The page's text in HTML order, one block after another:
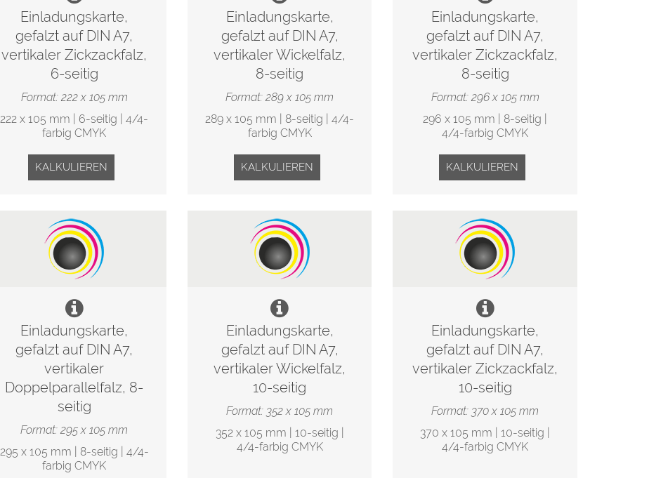
Einladungskarte,
gefalzt auf DIN A7,
vertikaler Zickzackfalz,
6-seitig
Format: 222 x 105 mm
222 x 105 mm | 6-seitig | 4/4-
farbig CMYK
KALKULIEREN
Einladungskarte,
gefalzt auf DIN A7,
vertikaler Wickelfalz,
8-seitig
Format: 289 x 105 mm
289 x 105 mm | 8-seitig | 4/4-
farbig CMYK
KALKULIEREN
Einladungskarte,
gefalzt auf DIN A7,
vertikaler Zickzackfalz,
8-seitig
Format: 296 x 105 mm
296 x 105 mm | 8-seitig |
4/4-farbig CMYK
KALKULIEREN
Einladungskarte,
gefalzt auf DIN A7,
vertikaler
Doppelparallelfalz, 8-
seitig
Format: 295 x 105 mm
295 x 105 mm | 8-seitig | 4/4-
farbig CMYK
Einladungskarte,
gefalzt auf DIN A7,
vertikaler Wickelfalz,
10-seitig
Format: 352 x 105 mm
352 x 105 mm | 10-seitig |
4/4-farbig CMYK
Einladungskarte,
gefalzt auf DIN A7,
vertikaler Zickzackfalz,
10-seitig
Format: 370 x 105 mm
370 x 105 mm | 10-seitig |
4/4-farbig CMYK